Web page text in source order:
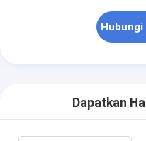
Dapatkan